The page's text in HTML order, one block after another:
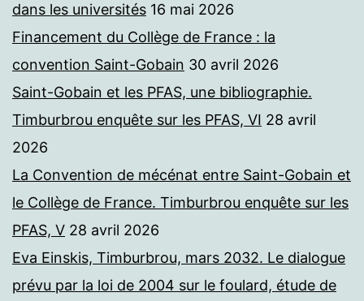
dans les universités 16 mai 2026
Financement du Collège de France : la
convention Saint-Gobain 30 avril 2026
Saint-Gobain et les PFAS, une bibliographie.
Timburbrou enquête sur les PFAS, VI 28 avril
2026
La Convention de mécénat entre Saint-Gobain et
le Collège de France. Timburbrou enquête sur les
PFAS, V 28 avril 2026
Eva Einskis, Timburbrou, mars 2032. Le dialogue
prévu par la loi de 2004 sur le foulard, étude de